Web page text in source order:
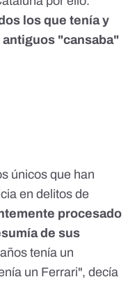
los que tenía y
"cansaba"
únicos que han
en delitos de
procesado
de sus
tenía un
un Ferrari", decía